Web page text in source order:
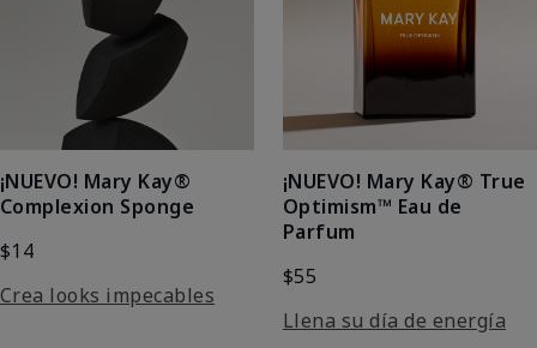
¡NUEVO! Mary Kay®
Complexion Sponge
$14
Crea looks impecables
¡NUEVO! Mary Kay® True
Optimism™ Eau de
Parfum
$55
Llena su día de energía